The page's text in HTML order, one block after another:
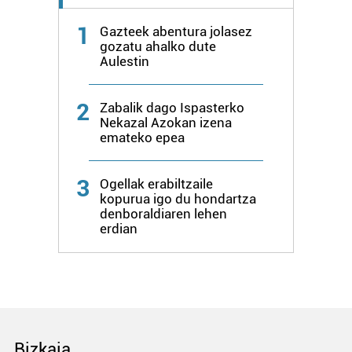
1
Gazteek abentura jolasez
gozatu ahalko dute
Aulestin
2
Zabalik dago Ispasterko
Nekazal Azokan izena
emateko epea
3
Ogellak erabiltzaile
kopurua igo du hondartza
denboraldiaren lehen
erdian